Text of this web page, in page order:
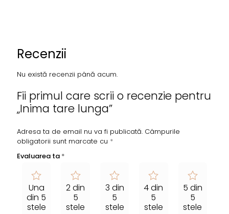
Recenzii
Nu există recenzii până acum.
Fii primul care scrii o recenzie pentru
„Inima tare lunga”
Adresa ta de email nu va fi publicată. Câmpurile
obligatorii sunt marcate cu *
Evaluarea ta *
Una
din 5
stele
2 din
5
stele
3 din
5
stele
4 din
5
stele
5 din
5
stele